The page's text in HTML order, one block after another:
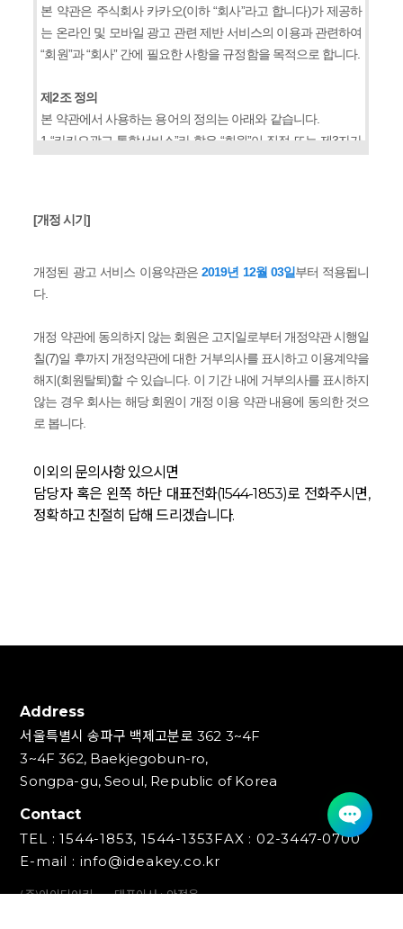
본 약관은 주식회사 카카오(이하 “회사”라고 합니다)가 제공하
는 온라인 및 모바일 광고 관련 제반 서비스의 이용과 관련하여
“회원”과 “회사” 간에 필요한 사항을 규정함을 목적으로 합니다.
제2조 정의
본 약관에서 사용하는 용어의 정의는 아래와 같습니다.
1.“카카오광고 통합서비스”라 함은 “회원”이 직접 또는 제3자가
식으로 진행하는 온라인 및 모바일 광고 서비스를 말하며, 이를
(이하 아래 개별 서비스를 모두 포함하여 “카카오광고 통합서비
스”라 한다)
나.브랜드검색 플랫폼 서비스
2.“광고매체”라 함은 “회원”이 의뢰하고 “회사”가 승인한 광고가
노출되는 매체로서, “회사”가 직접 운영하거나 “회사”와 제휴한
제3자의 웹사이트 및 모바일 어플리케이션을 말합니다.
본 약관에 따라 “회사”와 이용계약을 체결하고 “회사”가 제공하
는 “카카오광고 통합서비스”를 이용하는 고객을 의미하고, 다음
각 호와 같이 구분하며, “마스터회원”, “멤버회원”, 그리고 “일반
4.“카카오모먼트 플랫폼”이라 함은 "회원"이 "카카오광고 통합
서비스"를 통한 광고의 신청, 게재, 관리, 취소 등을 할 수 있으
며, 광고의 목적과 그룹(타게팅, 광고매체, 과금방식 등) 그리고
소재유형을 선택 후 진행할 수 있도록 "회사"가 제공하는 웹사
이트를 말합니다.
5.“브랜드검색 플랫폼”이라 함은 "회원"이 "카카오광고 통합서
광고의 목적에 따라 캠페인을 생성하여 다양한 키워드와 소재
[개정 시기]
개정된 광고 서비스 이용약관은2019년 12월 03일부터 적용됩니
다.
개정 약관에 동의하지 않는 회원은 고지일로부터 개정약관 시행일
칠(7)일 후까지 개정약관에 대한 거부의사를 표시하고 이용계약을
해지(회원탈퇴)할 수 있습니다. 이 기간 내에 거부의사를 표시하지
않는 경우 회사는 해당 회원이 개정 이용 약관 내용에 동의한 것으
로 봅니다.
이외의 문의사항 있으시면
담당자 혹은 왼쪽 하단 대표전화(1544-1853)로 전화주시면,
정확하고 친절히 답해 드리겠습니다.
Address
서울특별시 송파구 백제고분로 362 3~4F
3~4F 362, Baekjegobun-ro,
Songpa-gu, Seoul, Republic of Korea
Contact
TEL : 1544-1853, 1544-1353FAX : 02-3447-0700
E-mail : info@ideakey.co.kr
(주)아이디어키
대표이사 : 안정윤